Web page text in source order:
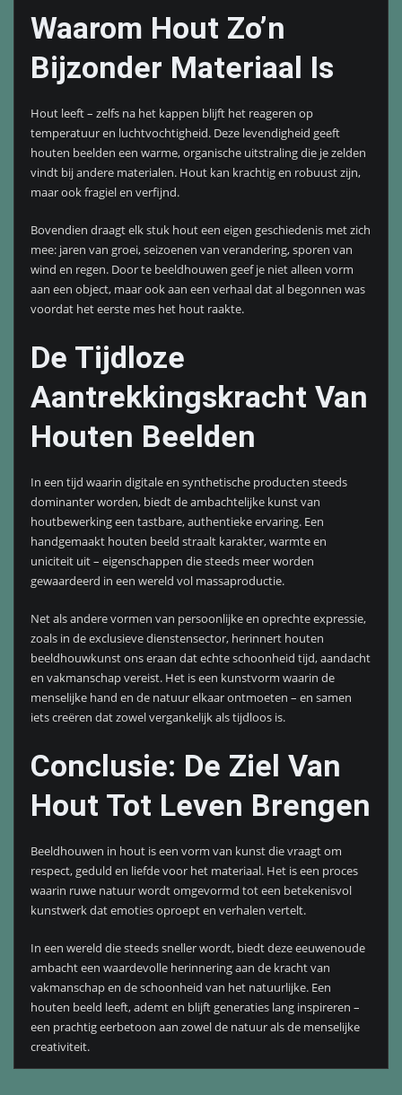
Waarom Hout Zo’n
Bijzonder Materiaal Is
Hout leeft – zelfs na het kappen blijft het reageren op
temperatuur en luchtvochtigheid. Deze levendigheid geeft
houten beelden een warme, organische uitstraling die je zelden
vindt bij andere materialen. Hout kan krachtig en robuust zijn,
maar ook fragiel en verfijnd.
Bovendien draagt elk stuk hout een eigen geschiedenis met zich
mee: jaren van groei, seizoenen van verandering, sporen van
wind en regen. Door te beeldhouwen geef je niet alleen vorm
aan een object, maar ook aan een verhaal dat al begonnen was
voordat het eerste mes het hout raakte.
De Tijdloze
Aantrekkingskracht Van
Houten Beelden
In een tijd waarin digitale en synthetische producten steeds
dominanter worden, biedt de ambachtelijke kunst van
houtbewerking een tastbare, authentieke ervaring. Een
handgemaakt houten beeld straalt karakter, warmte en
uniciteit uit – eigenschappen die steeds meer worden
gewaardeerd in een wereld vol massaproductie.
Net als andere vormen van persoonlijke en oprechte expressie,
zoals in de exclusieve dienstensector, herinnert houten
beeldhouwkunst ons eraan dat echte schoonheid tijd, aandacht
en vakmanschap vereist. Het is een kunstvorm waarin de
menselijke hand en de natuur elkaar ontmoeten – en samen
iets creëren dat zowel vergankelijk als tijdloos is.
Conclusie: De Ziel Van
Hout Tot Leven Brengen
Beeldhouwen in hout is een vorm van kunst die vraagt om
respect, geduld en liefde voor het materiaal. Het is een proces
waarin ruwe natuur wordt omgevormd tot een betekenisvol
kunstwerk dat emoties oproept en verhalen vertelt.
In een wereld die steeds sneller wordt, biedt deze eeuwenoude
ambacht een waardevolle herinnering aan de kracht van
vakmanschap en de schoonheid van het natuurlijke. Een
houten beeld leeft, ademt en blijft generaties lang inspireren –
een prachtig eerbetoon aan zowel de natuur als de menselijke
creativiteit.